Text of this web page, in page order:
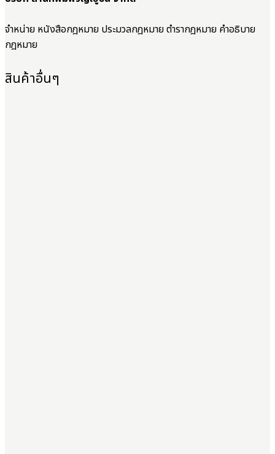
จำหน่าย หนังสือกฎหมาย ประมวลกฎหมาย ตำรากฎหมาย คำอธิบาย
กฎหมาย
สินค้าอื่นๆ